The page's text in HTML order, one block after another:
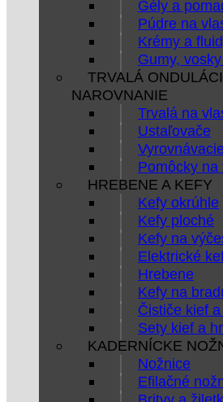
Gély a
Púdre na
Krémy a
Gumy,
TRVALÁ
NAROVNANIE
Trvalá na
Ustaľovače
Pomôcky na
HREBENE A KEFY
Kefy okrúhle
Kefy ploché
Kefy na
Elektrické
Hrebene
Kefy na
Čističe kief
Sety kief a
KADERNÍCKE
Nožnice
Efilačné